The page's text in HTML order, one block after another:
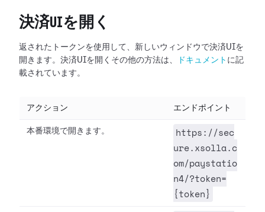
決済UIを開く
返されたトークンを使用して、新しいウィンドウで決済UIを
開きます。決済UIを開くその他の方法は、
ドキュメント に記
載されています。
アクション エンドポイント
本番環境で開きます。
https://sec
ure.xsolla.c
om/paystatio
n4/?token=
{token}